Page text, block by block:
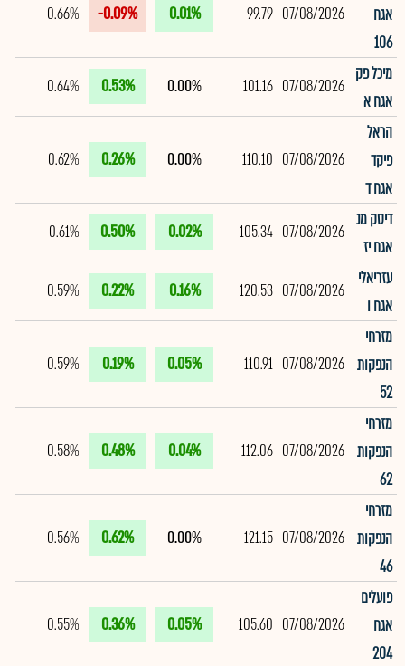
אגח
106
07/08/2026
99.79
0.01%
-0.09%
0.66%
מיכל פק
אגח א
07/08/2026
101.16
0.00%
0.53%
0.64%
הראל
פיקד
אגח ד
07/08/2026
110.10
0.00%
0.26%
0.62%
דיסק מנ
אגח יז
07/08/2026
105.34
0.02%
0.50%
0.61%
עזריאלי
אגח ו
07/08/2026
120.53
0.16%
0.22%
0.59%
מזרחי
הנפקות
52
07/08/2026
110.91
0.05%
0.19%
0.59%
מזרחי
הנפקות
62
07/08/2026
112.06
0.04%
0.48%
0.58%
מזרחי
הנפקות
46
07/08/2026
121.15
0.00%
0.62%
0.56%
פועלים
אגח
204
07/08/2026
105.60
0.05%
0.36%
0.55%